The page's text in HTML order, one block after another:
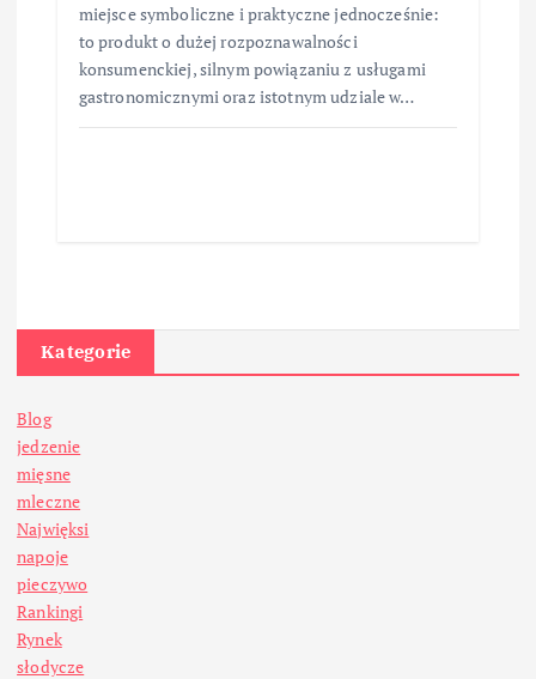
miejsce symboliczne i praktyczne jednocześnie:
to produkt o dużej rozpoznawalności
konsumenckiej, silnym powiązaniu z usługami
gastronomicznymi oraz istotnym udziale w…
Kategorie
Blog
jedzenie
mięsne
mleczne
Najwięksi
napoje
pieczywo
Rankingi
Rynek
słodycze